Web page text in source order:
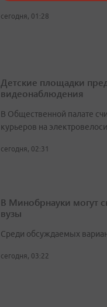
сегодня, 01:28
Детские площадки
видеонаблюдения
В Общественной палате
курьеров на
сегодня, 02:31
В Минобрнауки могут
вузы
Среди обсуждаемых
сегодня, 03:22